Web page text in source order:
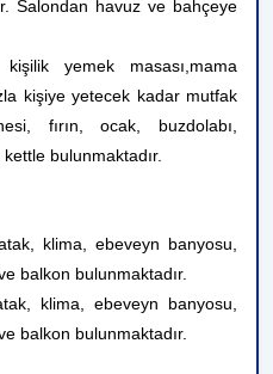
Salondan havuz ve bahçeye
yemek masası,mama
kişiye yetecek kadar mutfak
fırın, ocak, buzdolabı,
bulunmaktadır.
klima, ebeveyn banyosu,
balkon bulunmaktadır.
klima, ebeveyn banyosu,
balkon bulunmaktadır.